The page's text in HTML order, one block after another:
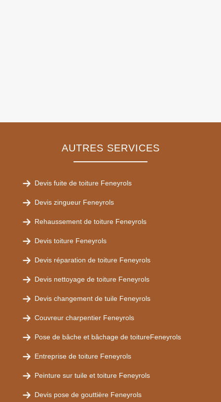
AUTRES SERVICES
Devis fuite de toiture Feneyrols
Devis zingueur Feneyrols
Rehaussement de toiture Feneyrols
Devis toiture Feneyrols
Devis réparation de toiture Feneyrols
Devis nettoyage de toiture Feneyrols
Devis changement de tuile Feneyrols
Couvreur charpentier Feneyrols
Pose de bâche et bâchage de toitureFeneyrols
Entreprise de toiture Feneyrols
Peinture sur tuile et toiture Feneyrols
Devis pose de gouttière Feneyrols